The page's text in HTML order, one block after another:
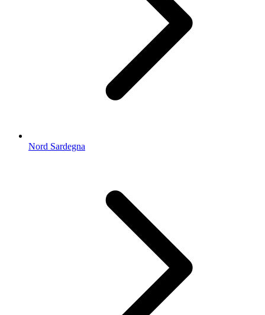
Nord Sardegna